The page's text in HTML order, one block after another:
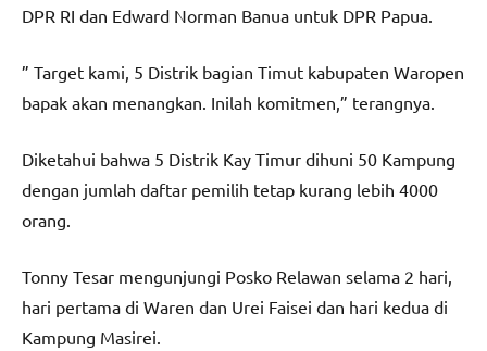
DPR RI dan Edward Norman Banua untuk DPR Papua.
” Target kami, 5 Distrik bagian Timut kabupaten Waropen
bapak akan menangkan. Inilah komitmen,” terangnya.
Diketahui bahwa 5 Distrik Kay Timur dihuni 50 Kampung
dengan jumlah daftar pemilih tetap kurang lebih 4000
orang.
Tonny Tesar mengunjungi Posko Relawan selama 2 hari,
hari pertama di Waren dan Urei Faisei dan hari kedua di
Kampung Masirei.